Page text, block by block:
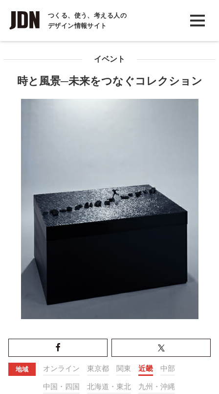
つくる、使う、考える人の
デザイン情報サイト
INTERVIEW
インタビュー
イベント
時と風景─未来をつなぐコレクション
地域 オンライン 東京都 関東 近畿 中部
中国・四国 北海道・東北 九州・沖縄